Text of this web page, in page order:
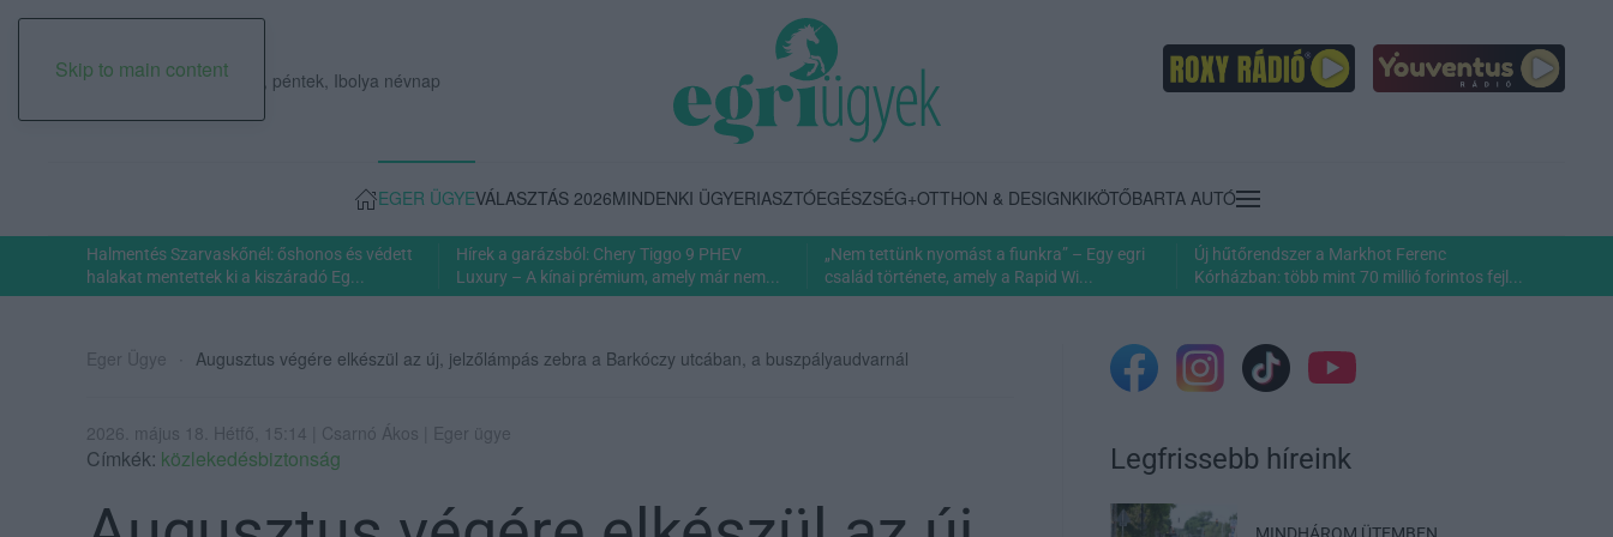
Skip to main content
2026. augusztus 07., péntek, Ibolya névnap
EGER ÜGYEVÁLASZTÁS 2026MINDENKI ÜGYERIASZTÓEGÉSZSÉG+OTTHON & DESIGNKIKÖTŐBARTA AUTÓ
Halmentés Szarvaskőnél: őshonos és védett
halakat mentettek ki a kiszáradó Eg...
Hírek a garázsból: Chery Tiggo 9 PHEV
Luxury – A kínai prémium, amely már nem...
„Nem tettünk nyomást a fiunkra” – Egy egri
család története, amely a Rapid Wi...
Új hűtőrendszer a Markhot Ferenc
Kórházban: több mint 70 millió forintos fejl...
Eger Ügye Augusztus végére elkészül az új, jelzőlámpás zebra a Barkóczy utcában, a buszpályaudvarnál
2026. május 18. Hétfő, 15:14 | Csarnó Ákos | Eger ügye
Címkék: közlekedésbiztonság Legfrissebb híreink
MINDHÁROM ÜTEMBEN